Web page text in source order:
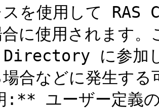
スを使用して
合に使用されます
に参加し
合などに発生する
ユーザー定義の